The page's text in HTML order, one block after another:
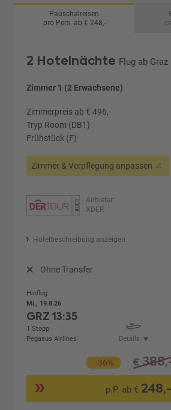
Pauschalreisen
pro Pers. ab € 248,-
2 Hotelnächte Flug ab Graz
Zimmer 1 (2 Erwachsene)
Zimmerpreis ab € 496,-
Tryp Room (DB1)
Frühstück (F)
Zimmer & Verpflegung anpassen
Anbieter:
XDER
Hotelbeschreibung anzeigen
Ohne Transfer
Hinflug
Mi., 19.8.26
GRZ13:35
1 Stopp
Pegasus Airlines
Details
-36% €
p.P. ab € 248,-